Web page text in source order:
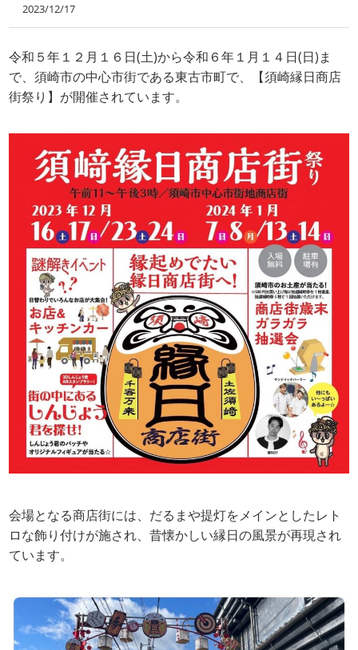
2023/12/17
令和５年１２月１６日(土)から令和６年１月１４日(日)ま
で、須崎市の中心市街である東古市町で、【須崎縁日商店
街祭り】が開催されています。
会場となる商店街には、だるまや提灯をメインとしたレト
ロな飾り付けが施され、昔懐かしい縁日の風景が再現され
ています。